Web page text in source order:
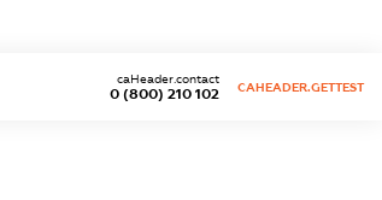
0 (800) 210 102
caHeader.contact
CAHEADER.GETTEST